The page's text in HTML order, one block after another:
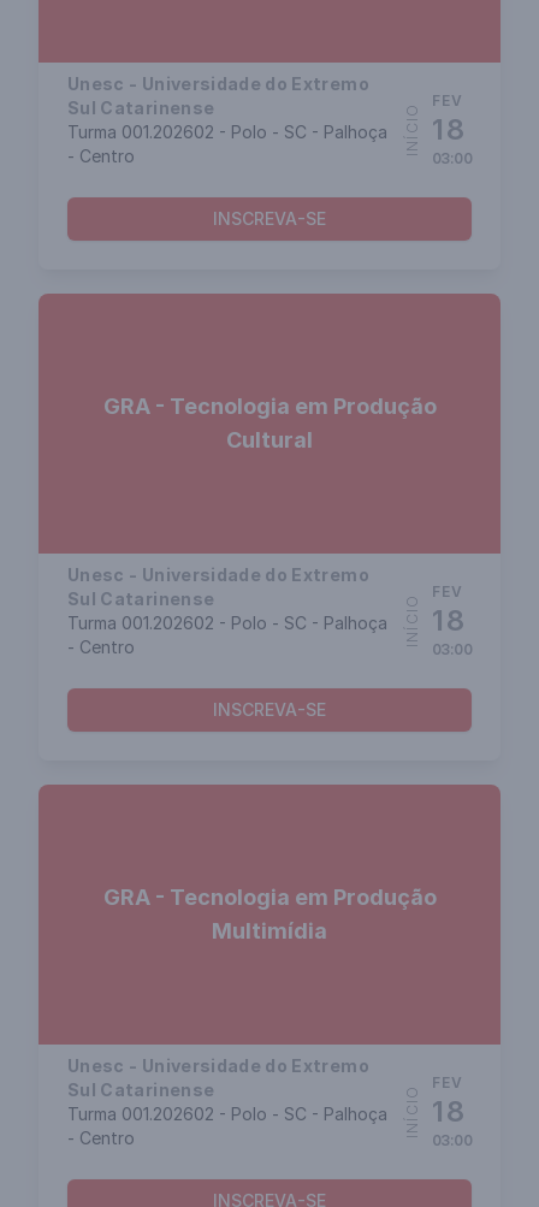
Unesc - Universidade do Extremo
Sul Catarinense
Turma 001.202602 - Polo - SC - Palhoça
- Centro
INÍCIO
FEV
18
03:00
INSCREVA-SE
GRA - Tecnologia em Produção
Cultural
Unesc - Universidade do Extremo
Sul Catarinense
Turma 001.202602 - Polo - SC - Palhoça
- Centro
INÍCIO
FEV
18
03:00
INSCREVA-SE
GRA - Tecnologia em Produção
Multimídia
Unesc - Universidade do Extremo
Sul Catarinense
Turma 001.202602 - Polo - SC - Palhoça
- Centro
INÍCIO
FEV
18
03:00
INSCREVA-SE